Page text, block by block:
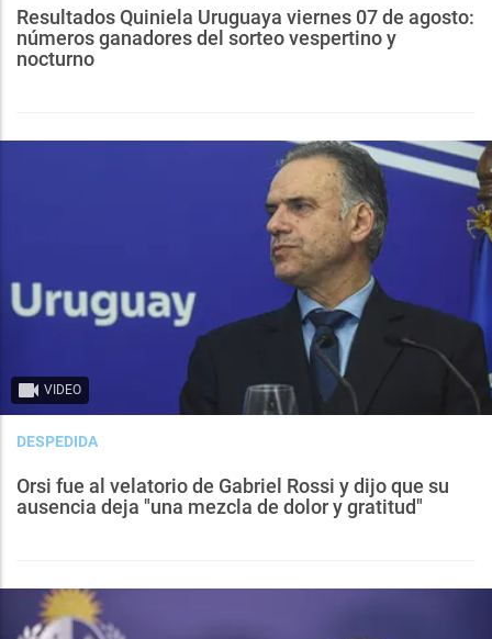
Resultados Quiniela Uruguaya viernes 07 de agosto:
números ganadores del sorteo vespertino y
nocturno
VIDEO
DESPEDIDA
Orsi fue al velatorio de Gabriel Rossi y dijo que su
ausencia deja "una mezcla de dolor y gratitud"